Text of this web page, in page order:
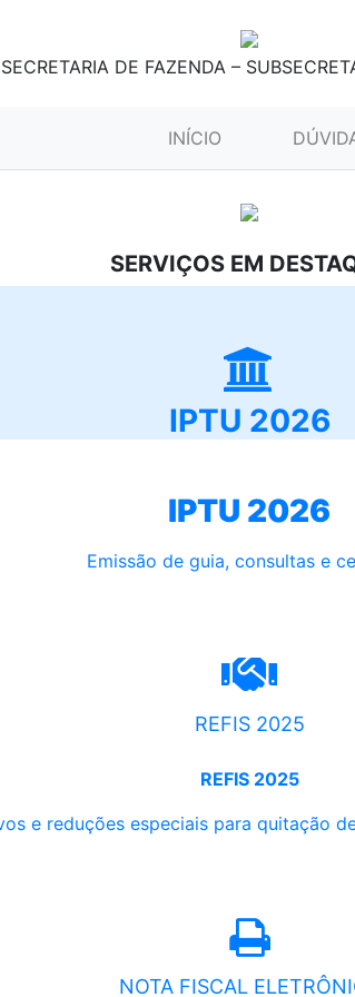
SECRETARIA DE FAZENDA –
INÍCIO (CURRENT)
SERVIÇOS EM
IPTU 2026
IPTU 2026
Emissão de guia, consultas e
REFIS 2025
REFIS 2025
e reduções especiais para quitação
NOTA FISCAL